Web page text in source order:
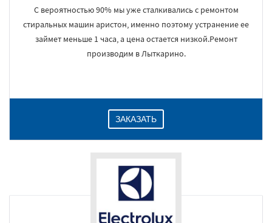
С вероятностью 90% мы уже сталкивались с ремонтом
стиральных машин аристон, именно поэтому устранение ее
займет меньше 1 часа, а цена остается низкой.Ремонт
производим в Лыткарино.
ЗАКАЗАТЬ